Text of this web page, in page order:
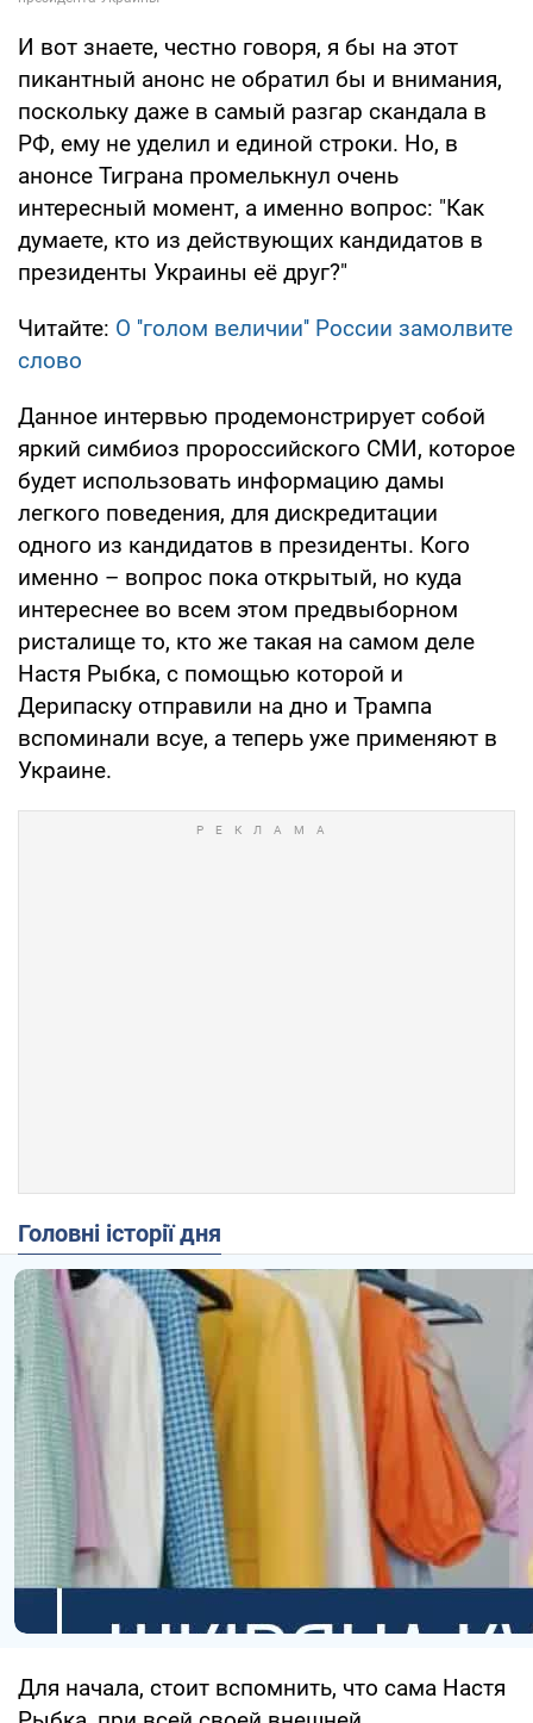
И вот знаете, честно говоря, я бы на этот
пикантный анонс не обратил бы и внимания,
поскольку даже в самый разгар скандала в
РФ, ему не уделил и единой строки. Но, в
анонсе Тиграна промелькнул очень
интересный момент, а именно вопрос: "Как
думаете, кто из действующих кандидатов в
президенты Украины её друг?"
Читайте: О ''голом величии'' России замолвите
слово
Данное интервью продемонстрирует собой
яркий симбиоз пророссийского СМИ, которое
будет использовать информацию дамы
легкого поведения, для дискредитации
одного из кандидатов в президенты. Кого
именно – вопрос пока открытый, но куда
интереснее во всем этом предвыборном
ристалище то, кто же такая на самом деле
Настя Рыбка, с помощью которой и
Дерипаску отправили на дно и Трампа
вспоминали всуе, а теперь уже применяют в
Украине.
Головні історії дня
Для начала, стоит вспомнить, что сама Настя